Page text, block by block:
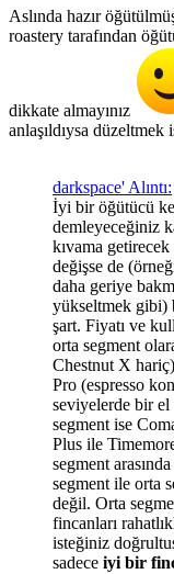
Aslında hazır
roastery tarafından
dikkate almayınız
anlaşıldıysa düzeltmek
darkspace' Alıntı:
İyi bir öğütücü
demleyeceğiniz
kıvama
değişse de
daha geriye
yükseltmek gibi)
şart. Fiyatı ve
orta segment
Chestnut X
Pro (espresso
seviyelerde bir
segment ise
Plus ile
segment
segment ile orta
değil. Orta
fincanları
isteğiniz
sadece iyi bir